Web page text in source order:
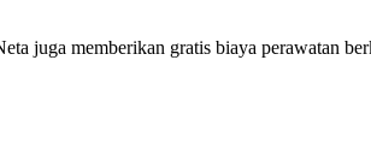
juga memberikan gratis biaya perawatan